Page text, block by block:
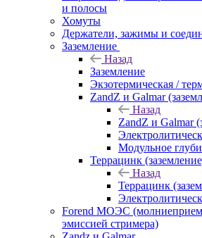
и полосы
Хомуты
Держатели, зажимы и
Заземление
Назад
Заземление
Экзотермическая /
ZandZ и Galmar
Назад
ZandZ и Galmar
Модульное
Террацинк
Назад
Террацинк
Forend МОЭС
эмиссией стримера)